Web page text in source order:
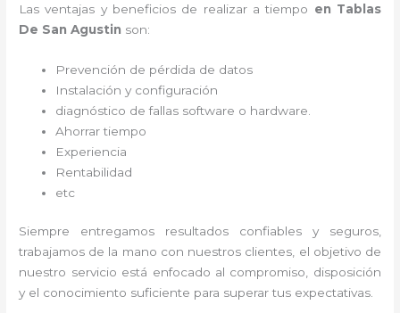
Las ventajas y beneficios de realizar a tiempo en Tablas
De San Agustin son:
Prevención de pérdida de datos
Instalación y configuración
diagnóstico de fallas software o hardware
Ahorrar tiempo
Experiencia
Rentabilidad
etc
Siempre entregamos resultados confiables y seguros,
trabajamos de la mano con nuestros clientes, el objetivo de
nuestro servicio está enfocado al compromiso, disposición
y el conocimiento suficiente para superar tus expectativas.